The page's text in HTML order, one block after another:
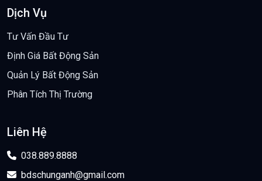
Dịch Vụ
Tư Vấn Đầu Tư
Định Giá Bất Động Sản
Quản Lý Bất Động Sản
Phân Tích Thị Trường
Liên Hệ
038.889.8888
bdschunganh@gmail.com